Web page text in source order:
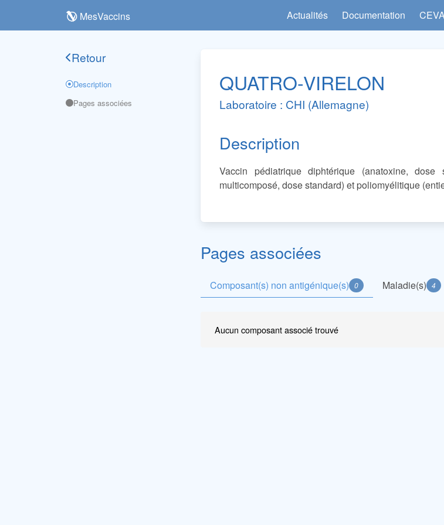
MesVaccins Actualités Documentation
Retour
Description
Pages associées
QUATRO-VIRELON
Laboratoire : CHI (Allemagne)
Description
Vaccin pédiatrique diphtérique (anatoxine, dose
multicomposé, dose standard) et poliomyélitique
Pages associées
Composant(s) non antigénique(s) 0 Maladie(s) 4
Aucun composant associé trouvé